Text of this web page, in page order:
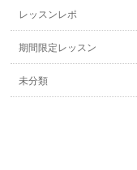
レッスンレポ
期間限定レッスン
未分類